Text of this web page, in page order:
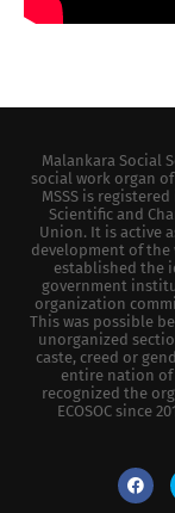
Malankara Social
social work organ
MSSS is
Scientific and
Union. It is active
development of the
established the
government
organization
This was possible
unorganized
caste, creed or
entire nation
recognized the
ECOSOC since